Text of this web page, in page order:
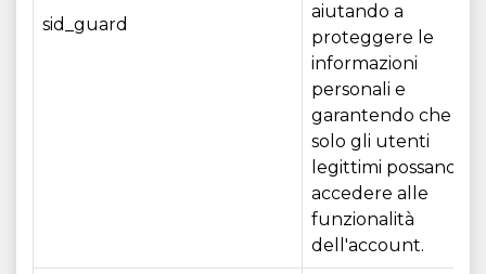
sid_guard
aiutando a
proteggere le
informazioni
personali e
garantendo che
solo gli utenti
legittimi possano
accedere alle
funzionalità
dell'account.